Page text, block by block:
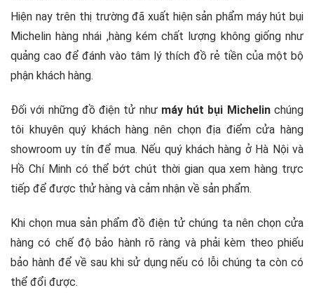
Hiện nay trên thị trường đã xuất hiện sản phẩm máy hút bụi
Michelin hàng nhái ,hàng kém chất lượng không giống như
quảng cao để đánh vào tâm lý thích đồ rẻ tiền của một bộ
phận khách hàng.
Đối với những đồ điện tử như máy hút bụi Michelinchúng
tôi khuyên quý khách hàng nên chọn địa điểm cửa hàng
showroom uy tín để mua. Nếu quý khách hàng ở Hà Nội và
Hồ Chí Minh có thể bớt chút thời gian qua xem hàng trực
tiếp để được thử hàng và cảm nhận về sản phẩm.
Khi chọn mua sản phẩm đồ điện tử chúng ta nên chọn cửa
hàng có chế độ bảo hành rõ ràng và phải kèm theo phiếu
bảo hành để về sau khi sử dụng nếu có lỗi chúng ta còn có
thể đổi được.